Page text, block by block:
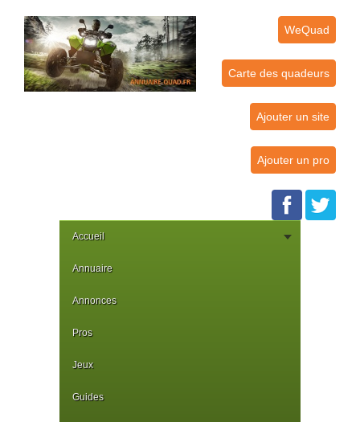
WeQuad
Carte des quadeurs
Ajouter un site
Ajouter un pro
Accueil
Annuaire
Annonces
Pros
Jeux
Guides